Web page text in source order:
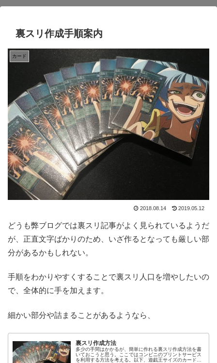
裏スリ作成手順案内
カード
2018.08.14 2019.05.12
どうも弊ブログでは裏スリ記事がよく見られているようだ
が、正直文字ばかりのため、いざ作るとなっても厳しい部
分があるかもしれない。
手順をわかりやすくすることで裏スリ人口を増やしたいの
で、全体的に手を加えます。
細かい部分や詰まることがあるようなら、
裏スリ作成方法
多少の手間はかかるが、簡単に作れる裏スリ作成方法を書
いておこうと思う。ここではコンビニのプリントサービス
を利用する方法を考える。以下、遊戯王サイズのカードを